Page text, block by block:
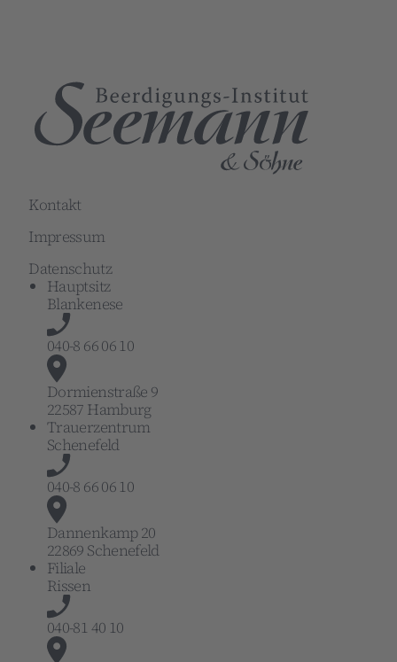
Kontakt
Impressum
Datenschutz
Hauptsitz
Blankenese
040-8 66 06 10
Dormienstraße 9
22587 Hamburg
Trauerzentrum
Schenefeld
040-8 66 06 10
Dannenkamp 20
22869 Schenefeld
Filiale
Rissen
040-81 40 10